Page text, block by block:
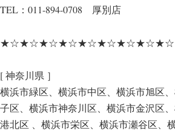
TEL：011-894-0708 厚別店
[ 神奈川県 ］
横浜市緑区、横浜市中区、横浜市旭区
子区、横浜市神奈川区、横浜市金沢区
港北区 、横浜市栄区、横浜市瀬谷区、